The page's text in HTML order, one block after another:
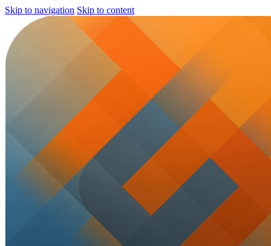
Skip to navigation Skip to content